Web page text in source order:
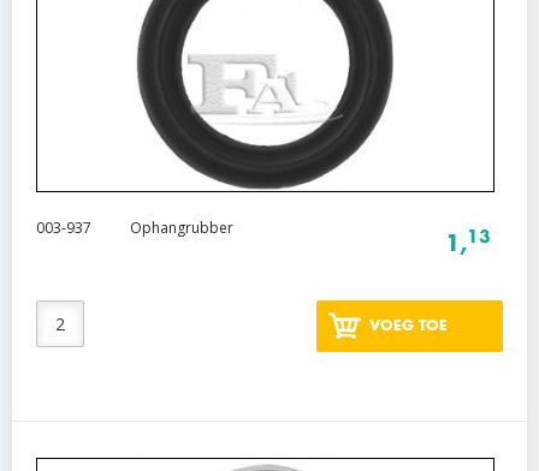
003-937 Ophangrubber
1,13
VOEG TOE